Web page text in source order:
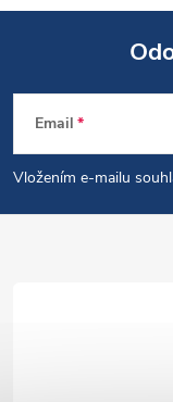
Z
á
p
Email
Vložením e-mailu